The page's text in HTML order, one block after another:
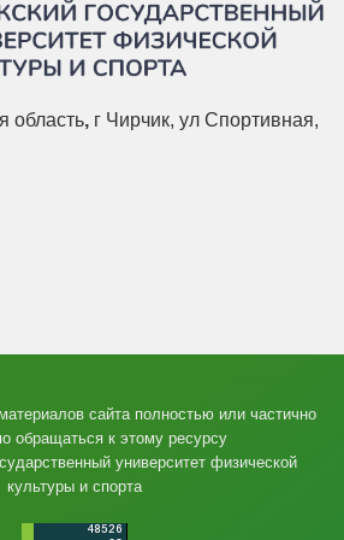
область, г Чирчик, ул Спортивная,
сайта полностью или частично
обращаться к этому ресурсу
университет физической
культуры и спорта